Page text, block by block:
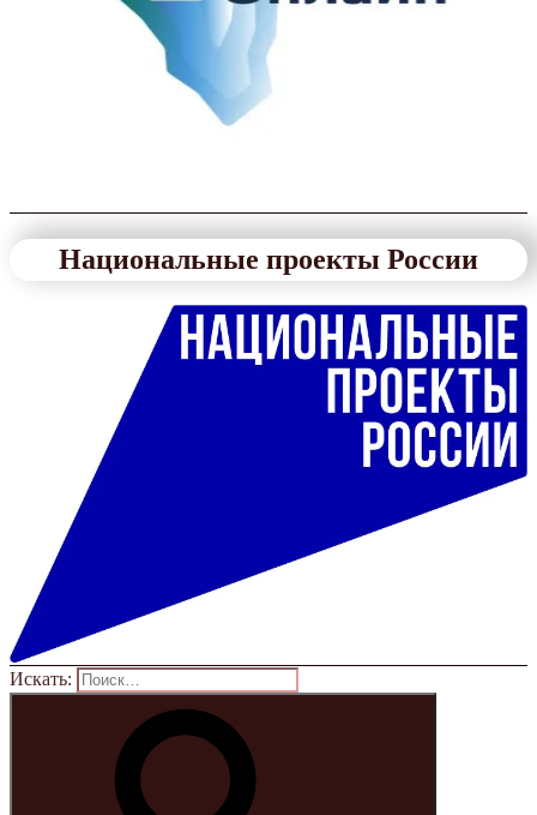
Национальные проекты России
Искать: